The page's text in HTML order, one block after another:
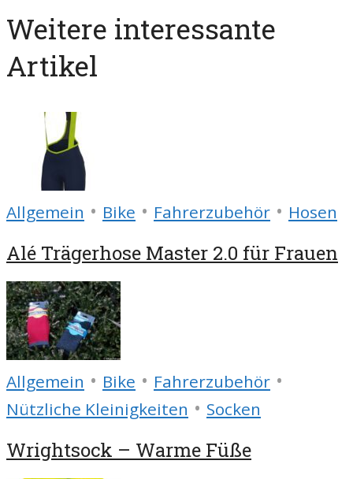
Weitere interessante
Artikel
Allgemein • Bike • Fahrerzubehör • Hosen
Alé Trägerhose Master 2.0 für Frauen
Allgemein • Bike • Fahrerzubehör •
Nützliche Kleinigkeiten • Socken
Wrightsock – Warme Füße